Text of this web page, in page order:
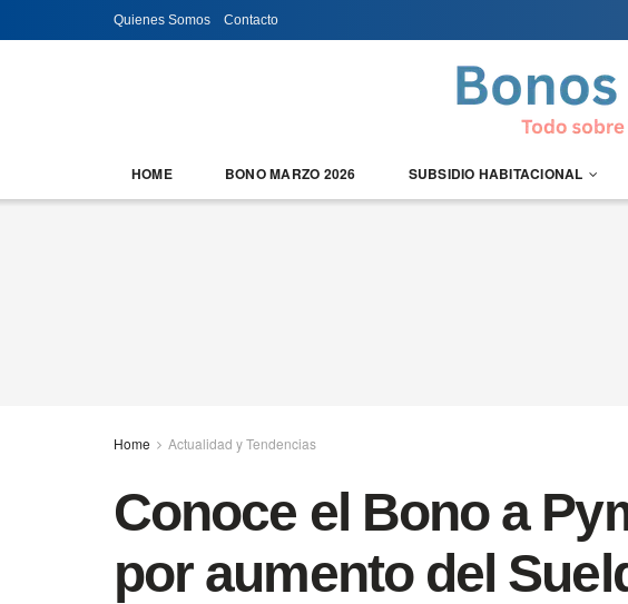
Quienes Somos Contacto
HOME BONO MARZO 2026 SUBSIDIO HABITACIONAL
Home Actualidad y Tendencias
Conoce el Bono a
por aumento del